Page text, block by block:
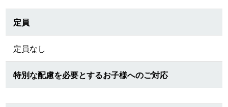
定員
定員なし
特別な配慮を必要とするお子様へのご対応